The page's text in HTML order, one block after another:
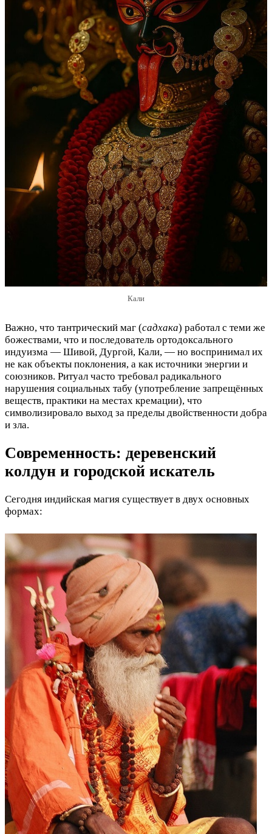
Кали
Важно, что тантрический маг (садхака) работал с теми же
божествами, что и последователь ортодоксального
индуизма — Шивой, Дургой, Кали, — но воспринимал их
не как объекты поклонения, а как источники энергии и
союзников. Ритуал часто требовал радикального
нарушения социальных табу (употребление запрещённых
веществ, практики на местах кремации), что
символизировало выход за пределы двойственности добра
и зла.
Современность: деревенский
колдун и городской искатель
Сегодня индийская магия существует в двух основных
формах: